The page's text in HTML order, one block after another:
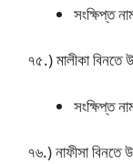
সংক্ষিপ্ত
৭৫.) মালীকা বিনতে
সংক্ষিপ্ত
৭৬.) নাফীসা বিনতে